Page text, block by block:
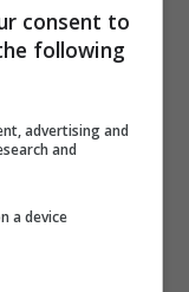
nel
consent to
following
advertising and
and
a device